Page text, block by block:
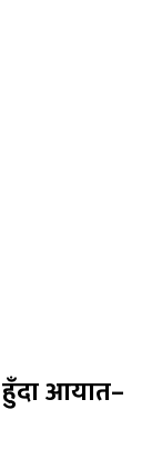
हुँदा आयात–